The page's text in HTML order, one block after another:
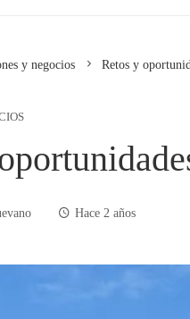
y negocios Retos y
Hace 2 años